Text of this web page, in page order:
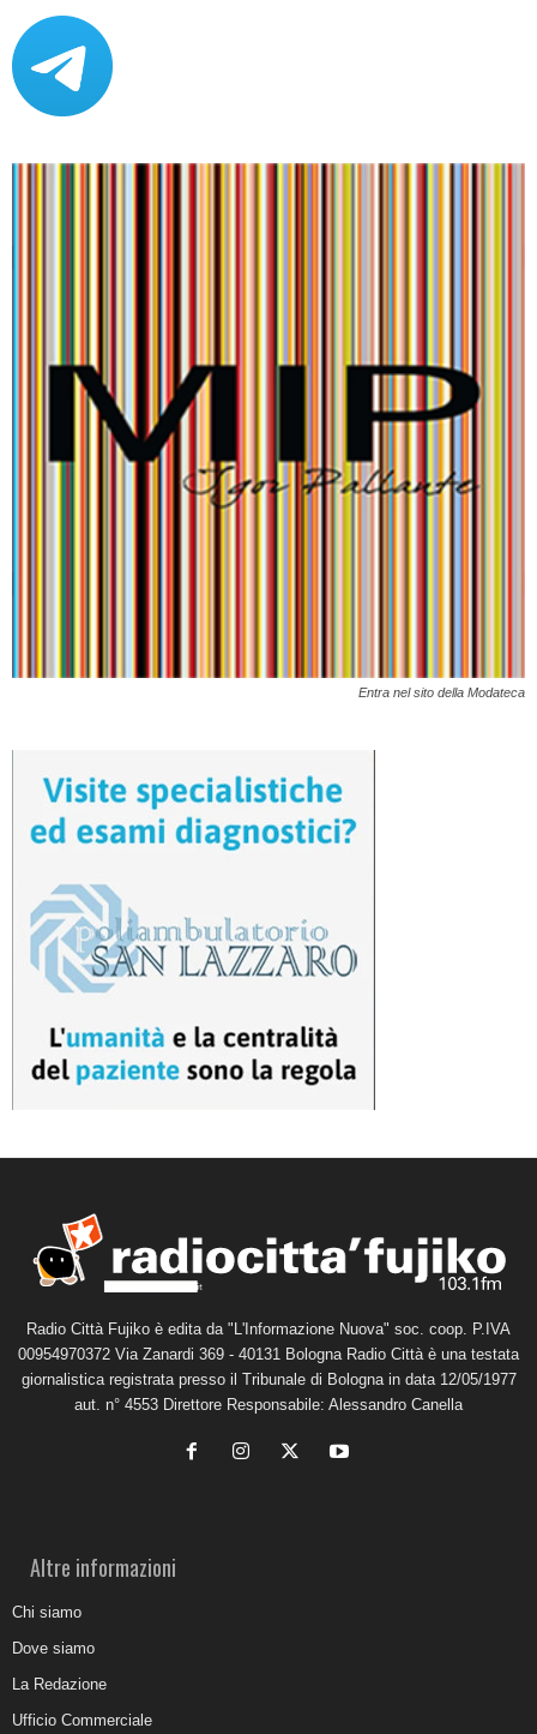
Entra nel sito della Modateca
Radio Città Fujiko è edita da "L'Informazione Nuova" soc. coop. P.IVA
00954970372 Via Zanardi 369 - 40131 Bologna Radio Città è una testata
giornalistica registrata presso il Tribunale di Bologna in data 12/05/1977
aut. n° 4553 Direttore Responsabile: Alessandro Canella
Altre informazioni
Chi siamo
Dove siamo
La Redazione
Ufficio Commerciale